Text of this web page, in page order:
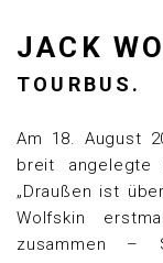
JACK
TOURBUS.
Am 18. August
breit angelegte
„Draußen ist
Wolfskin
zusammen –